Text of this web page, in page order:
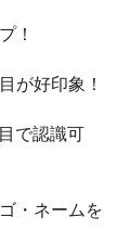
！
が好印象！
で認識可
・ネームを